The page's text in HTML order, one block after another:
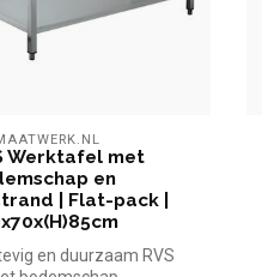
Werktafel met
en
| Flat-pack |
en duurzaam RVS